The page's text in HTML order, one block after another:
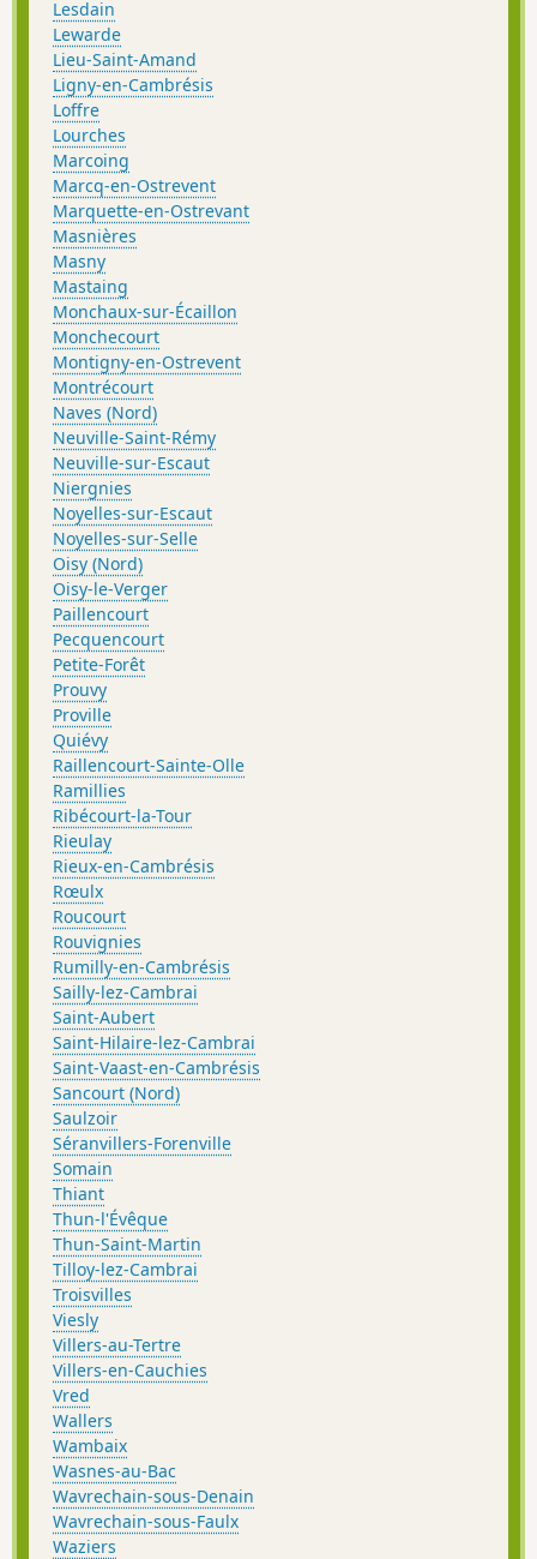
Lesdain
Lewarde
Lieu-Saint-Amand
Ligny-en-Cambrésis
Loffre
Lourches
Marcoing
Marcq-en-Ostrevent
Marquette-en-Ostrevant
Masnières
Masny
Mastaing
Monchaux-sur-Écaillon
Monchecourt
Montigny-en-Ostrevent
Montrécourt
Naves (Nord)
Neuville-Saint-Rémy
Neuville-sur-Escaut
Niergnies
Noyelles-sur-Escaut
Noyelles-sur-Selle
Oisy (Nord)
Oisy-le-Verger
Paillencourt
Pecquencourt
Petite-Forêt
Prouvy
Proville
Quiévy
Raillencourt-Sainte-Olle
Ramillies
Ribécourt-la-Tour
Rieulay
Rieux-en-Cambrésis
Rœulx
Roucourt
Rouvignies
Rumilly-en-Cambrésis
Sailly-lez-Cambrai
Saint-Aubert
Saint-Hilaire-lez-Cambrai
Saint-Vaast-en-Cambrésis
Sancourt (Nord)
Saulzoir
Séranvillers-Forenville
Somain
Thiant
Thun-l'Évêque
Thun-Saint-Martin
Tilloy-lez-Cambrai
Troisvilles
Viesly
Villers-au-Tertre
Villers-en-Cauchies
Vred
Wallers
Wambaix
Wasnes-au-Bac
Wavrechain-sous-Denain
Wavrechain-sous-Faulx
Waziers